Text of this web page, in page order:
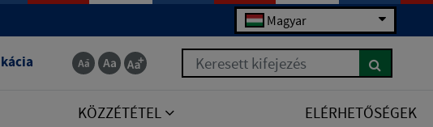
Magyar
Keresett kifejezés
KÖZZÉTÉTEL ELÉRHETŐSÉGEK